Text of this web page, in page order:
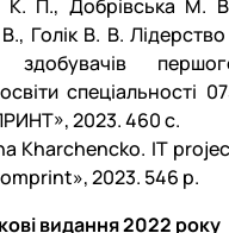
П., Добрівська М.
Голік В. В.
спеціальності
2023. 460 с.
Kharchencko. IT
2023. 546 p.
видання 2022 року